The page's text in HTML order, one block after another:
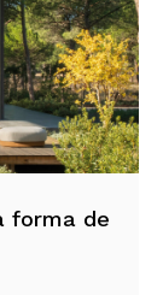
forma de